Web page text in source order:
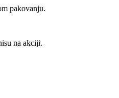
pakovanju.
na akciji.